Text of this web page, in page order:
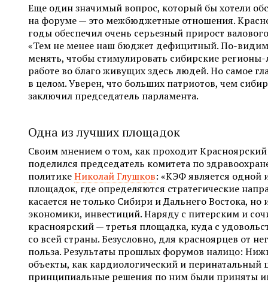
Еще один значимый вопрос, который бы хотели
на форуме — это межбюджетные отношения.
годы обеспечил очень серьезный прирост
«Тем не менее наш бюджет дефицитный. По-
менять, чтобы стимулировать сибирские
работе во благо живущих здесь людей. Но самое
в целом. Уверен, что больших патриотов, чем
заключил председатель парламента.
Одна из лучших площадок
Своим мнением о том, как проходит
поделился председатель комитета по
политикеНиколай Глушков: «КЭФ является одной
площадок, где определяются стратегические
касается не только Сибири и Дальнего Востока, но
экономики, инвестиций. Наряду с питерским и
красноярский — третья площадка, куда с
со всей страны. Безусловно, для красноярцев от
польза. Результаты прошлых форумов налицо:
объекты, как кардиологический и
принципиальные решения по ним были приняты